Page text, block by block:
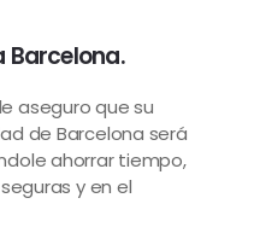
Barcelona.
aseguro que su
de Barcelona será
ahorrar tiempo,
y en el